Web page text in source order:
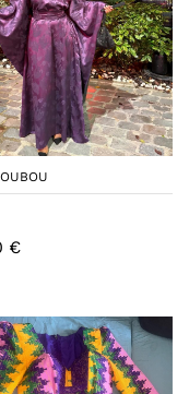
€